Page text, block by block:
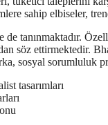
sahip elbiseler,
de tanınmaktadır.
söz ettirmektedir.
sosyal sorumluluk
tasarımları